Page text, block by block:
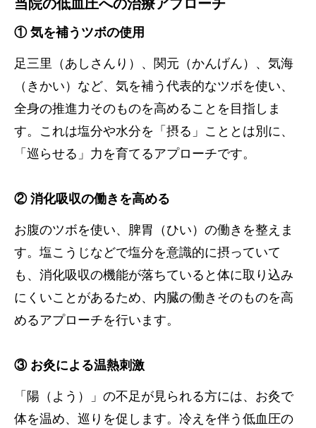
当院の低血圧への治療アプローチ
① 気を補うツボの使用
足三里（あしさんり）、関元（かんげん）、気海
（きかい）など、気を補う代表的なツボを使い、
全身の推進力そのものを高めることを目指しま
す。これは塩分や水分を「摂る」こととは別に、
「巡らせる」力を育てるアプローチです。
② 消化吸収の働きを高める
お腹のツボを使い、脾胃（ひい）の働きを整えま
す。塩こうじなどで塩分を意識的に摂っていて
も、消化吸収の機能が落ちていると体に取り込み
にくいことがあるため、内臓の働きそのものを高
めるアプローチを行います。
③ お灸による温熱刺激
「陽（よう）」の不足が見られる方には、お灸で
体を温め、巡りを促します。冷えを伴う低血圧の